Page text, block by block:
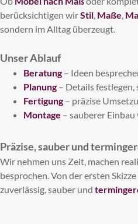
berücksichtigen wirStil, Maße,
sondern im Alltag überzeugt.
Unser Ablauf
Beratung– Ideen
Planung– Details festlegen,
Fertigung– präzise
Montage – sauberer
Präzise, sauber und
Wir nehmen uns Zeit, machen
besprochen. Von der ersten
zuverlässig, sauber und